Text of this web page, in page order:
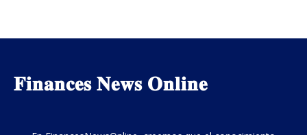
𝐅𝐢𝐧𝐚𝐧𝐜𝐞𝐬 𝐍𝐞𝐰𝐬 𝐎𝐧𝐥𝐢𝐧𝐞